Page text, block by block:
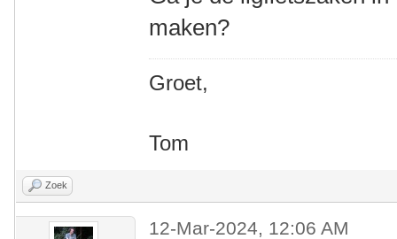
maken?
Groet,
Tom
Zoek
12-Mar-2024, 12:06 AM